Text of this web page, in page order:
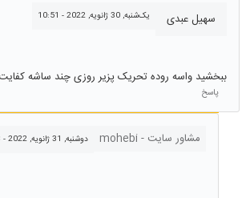
سهیل عبدی یک‌شنبه, 30 ژانویه, 2022 - 10:51
ببخشید واسه روده تحریک پزیر روزی چند ساشه
پاسخ
مشاور سایت - mohebi دوشنبه, 31 ژانویه, 2022 - 08:43